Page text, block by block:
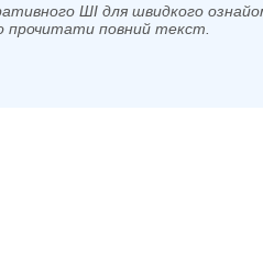
ШІ для швидкого
прочитати повний текст.